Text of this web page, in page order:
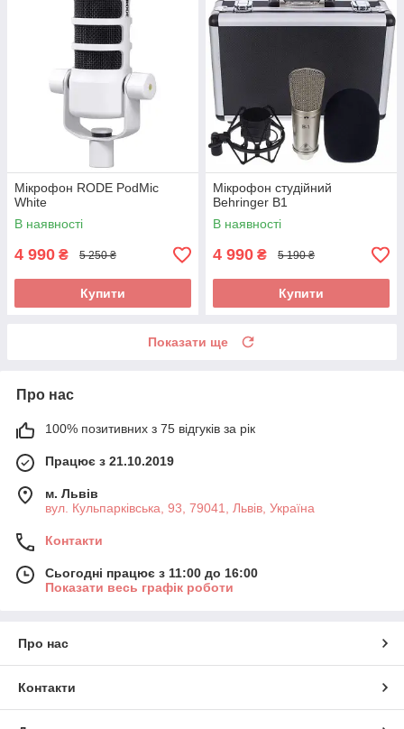
Мікрофон RODE PodMic
White
В наявності
4 990 ₴ 5 250 ₴
Купити
Мікрофон студійний
Behringer B1
В наявності
4 990 ₴ 5 190 ₴
Купити
Показати ще
Про нас
100% позитивних з 75 відгуків за рік
Працює з 21.10.2019
м. Львів
вул. Кульпарківська, 93, 79041, Львів, Україна
Контакти
Сьогодні працює з 11:00 до 16:00
Показати весь графік роботи
Про нас
Контакти